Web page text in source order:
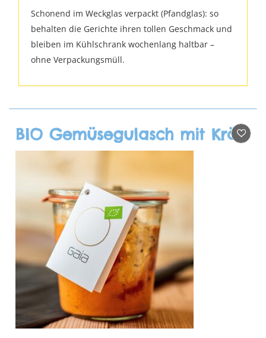
Schonend im Weckglas verpackt (Pfandglas): so
behalten die Gerichte ihren tollen Geschmack und
bleiben im Kühlschrank wochenlang haltbar –
ohne Verpackungsmüll.
BIO Gemüsegulasch mit Kräuterbechamel und Serviettenschnitte (Gaia)